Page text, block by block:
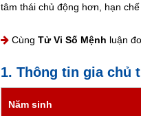
tâm thái chủ động hơn, hạn
Cùng Tử Vi Số Mệnh luận
1. Thông tin gia chủ
Năm sinh